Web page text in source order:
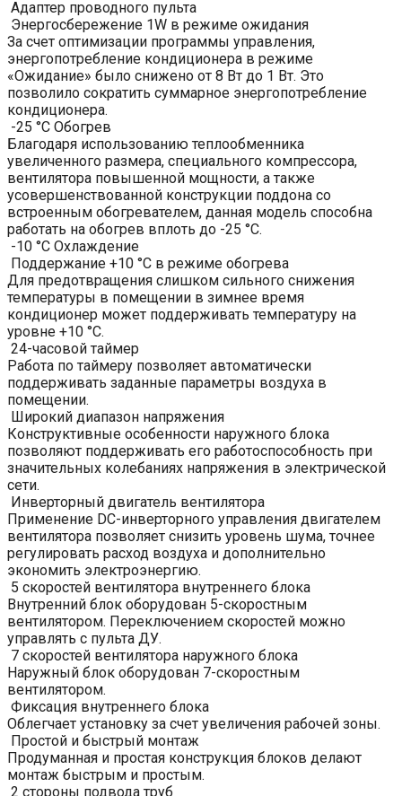
Адаптер проводного пульта
Энергосбережение 1W в режиме ожидания
За счет оптимизации программы управления,
энергопотребление кондиционера в режиме
«Ожидание» было снижено от 8 Вт до 1 Вт. Это
позволило сократить суммарное энергопотребление
кондиционера.
-25 °C Обогрев
Благодаря использованию теплообменника
увеличенного размера, специального компрессора,
вентилятора повышенной мощности, а также
усовершенствованной конструкции поддона со
встроенным обогревателем, данная модель способна
работать на обогрев вплоть до -25 °С.
-10 °C Охлаждение
Поддержание +10 °С в режиме обогрева
Для предотвращения слишком сильного снижения
температуры в помещении в зимнее время
кондиционер может поддерживать температуру на
уровне +10 °С.
24-часовой таймер
Работа по таймеру позволяет автоматически
поддерживать заданные параметры воздуха в
помещении.
Широкий диапазон напряжения
Конструктивные особенности наружного блока
позволяют поддерживать его работоспособность при
значительных колебаниях напряжения в электрической
сети.
Инверторный двигатель вентилятора
Применение DC-инверторного управления двигателем
вентилятора позволяет снизить уровень шума, точнее
регулировать расход воздуха и дополнительно
экономить электроэнергию.
5 скоростей вентилятора внутреннего блока
Внутренний блок оборудован 5-скоростным
вентилятором. Переключением скоростей можно
управлять с пульта ДУ.
7 скоростей вентилятора наружного блока
Наружный блок оборудован 7-скоростным
вентилятором.
Фиксация внутреннего блока
Облегчает установку за счет увеличения рабочей зоны.
Простой и быстрый монтаж
Продуманная и простая конструкция блоков делают
монтаж быстрым и простым.
2 стороны подвода труб